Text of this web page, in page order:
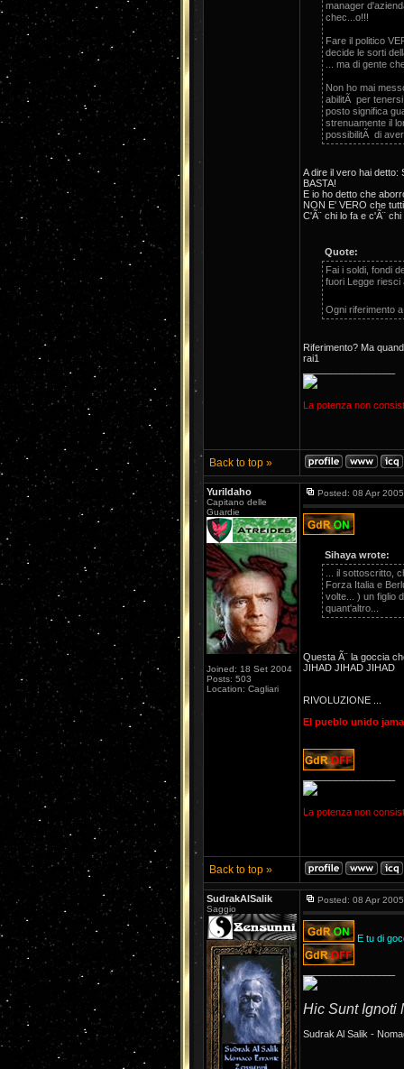
manager
chec...o!!!
Fare il politico
decide le sorti
... ma di gente
Non ho mai
abilitÃ per
posto significa
strenuamente il
possibilitÃ di
A dire il vero hai detto:
BASTA!
E io ho detto che
NON E' VERO che
C'Ã¨ chi lo fa e c'Ã¨
Quote:
Fai i soldi, fondi
fuori Legge riesci
Ogni riferimento
Riferimento? Ma
rai1
La potenza non
Back to top »
YuriIdaho
Capitano delle
Guardie
Joined: 18 Set 2004
Posts: 503
Location: Cagliari
Posted: 08 Apr
Sihaya wrote:
... il sottoscritto,
Forza Italia e
volte... ) un figlio
quant'altro...
Questa Ã¨ la goccia
JIHAD JIHAD JIHAD
RIVOLUZIONE ...
El pueblo unido
La potenza non
Back to top »
SudrakAlSalik
Saggio
Posted: 08 Apr
E tu di
Hic Sunt Ignoti
Sudrak Al Salik -